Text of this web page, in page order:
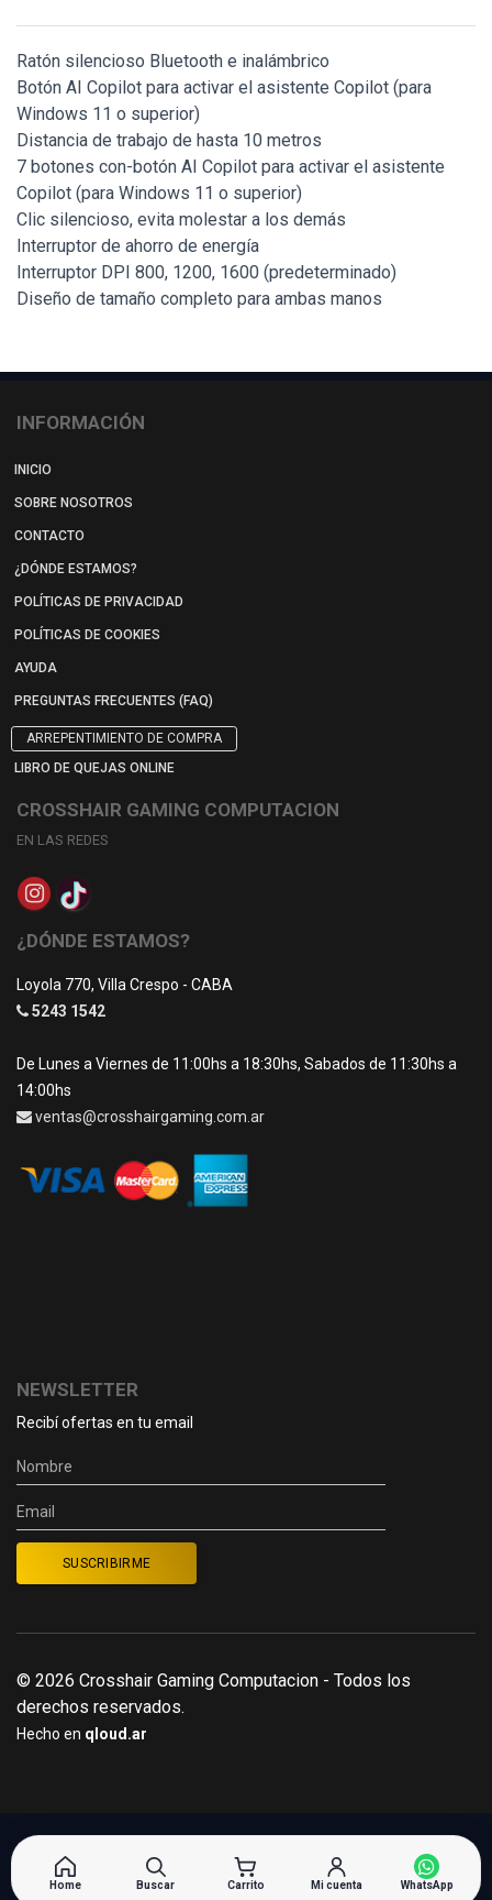
Ratón silencioso Bluetooth e inalámbrico
Botón AI Copilot para activar el asistente Copilot (para
Windows 11 o superior)
Distancia de trabajo de hasta 10 metros
7 botones con-botón AI Copilot para activar el asistente
Copilot (para Windows 11 o superior)
Clic silencioso, evita molestar a los demás
Interruptor de ahorro de energía
Interruptor DPI 800, 1200, 1600 (predeterminado)
Diseño de tamaño completo para ambas manos
INFORMACIÓN
INICIO
SOBRE NOSOTROS
CONTACTO
¿DÓNDE ESTAMOS?
POLÍTICAS DE PRIVACIDAD
POLÍTICAS DE COOKIES
AYUDA
PREGUNTAS FRECUENTES (FAQ)
ARREPENTIMIENTO DE COMPRA
LIBRO DE QUEJAS ONLINE
CROSSHAIR GAMING COMPUTACION
EN LAS REDES
¿DÓNDE ESTAMOS?
Loyola 770, Villa Crespo - CABA
5243 1542
De Lunes a Viernes de 11:00hs a 18:30hs, Sabados de 11:30hs a
14:00hs
ventas@crosshairgaming.com.ar
NEWSLETTER
Recibí ofertas en tu email
© 2026 Crosshair Gaming Computacion - Todos los
derechos reservados.
Hecho en qloud.ar
Home Buscar Carrito Mi cuenta